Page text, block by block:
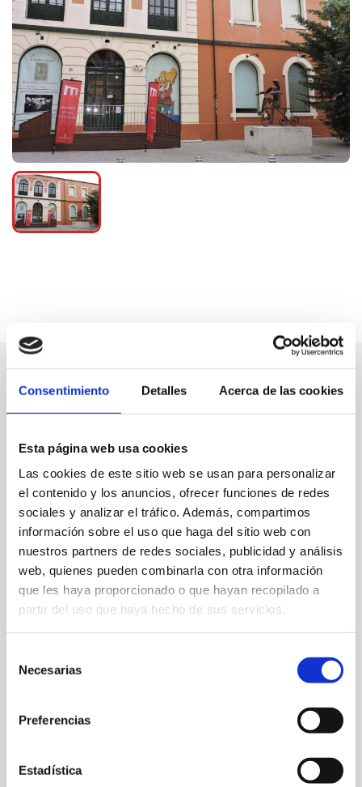
Consentimiento Detalles Acerca de las cookies
Esta página web usa cookies
Las cookies de este sitio web se usan para personalizar
el contenido y los anuncios, ofrecer funciones de redes
sociales y analizar el tráfico. Además, compartimos
información sobre el uso que haga del sitio web con
nuestros partners de redes sociales, publicidad y análisis
web, quienes pueden combinarla con otra información
que les haya proporcionado o que hayan recopilado a
partir del uso que haya hecho de sus servicios.
Necesarias
Preferencias
Estadística
C/ Calderón, s/n.
cultura@ayto-denia.es